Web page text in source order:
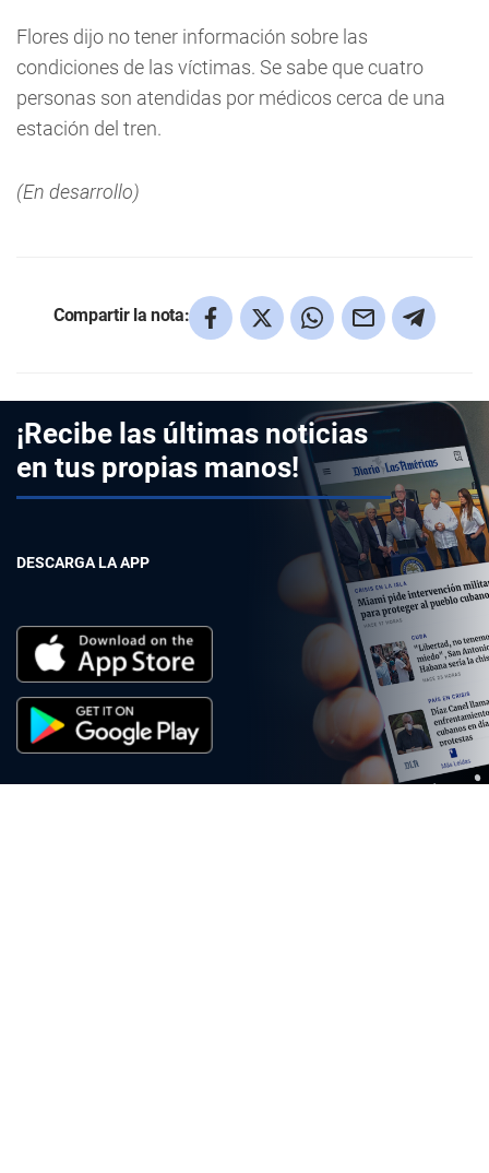
Flores dijo no tener información sobre las
condiciones de las víctimas. Se sabe que cuatro
personas son atendidas por médicos cerca de una
estación del tren.
(En desarrollo)
Compartir la nota:
¡Recibe las últimas noticias
en tus propias manos!
DESCARGA LA APP